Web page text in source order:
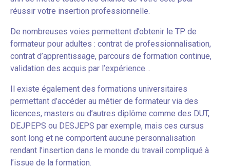
réussir votre insertion professionnelle.
De nombreuses voies permettent d’obtenir le TP de
formateur pour adultes : contrat de professionnalisation,
contrat d’apprentissage, parcours de formation continue,
validation des acquis par l’expérience…
Il existe également des formations universitaires
permettant d’accéder au métier de formateur via des
licences, masters ou d’autres diplôme comme des DUT,
DEJPEPS ou DESJEPS par exemple, mais ces cursus
sont long et ne comportent aucune personnalisation
rendant l’insertion dans le monde du travail compliqué à
l’issue de la formation.